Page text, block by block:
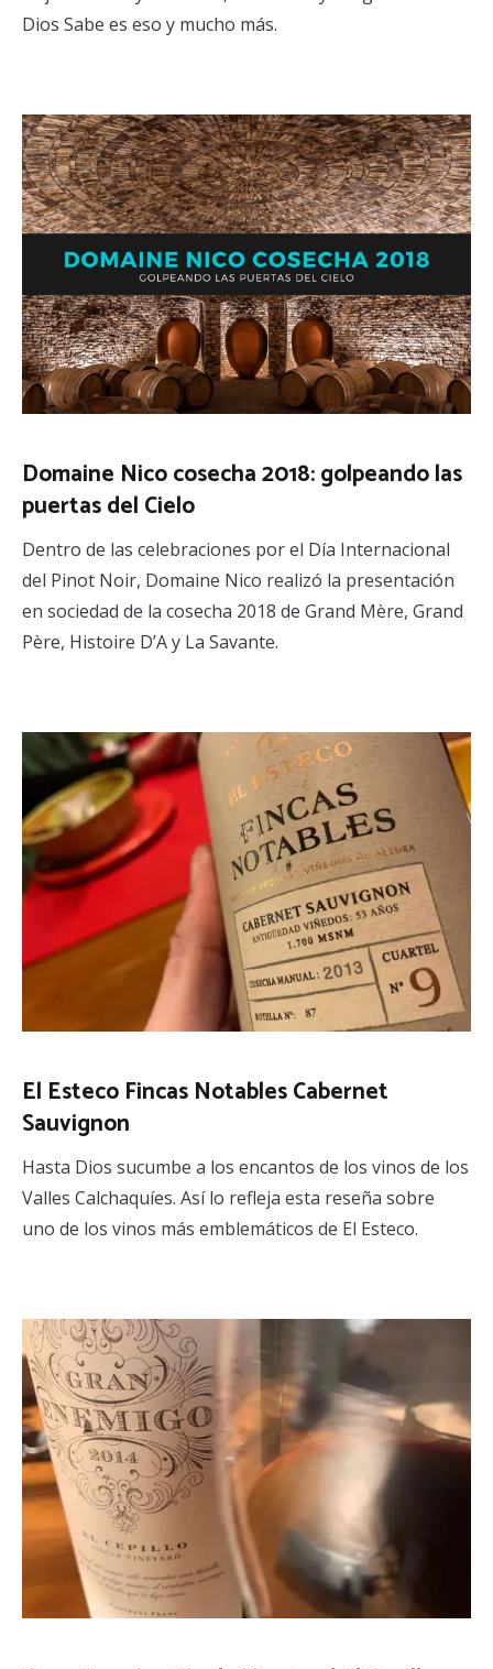
Dios Sabe es eso y mucho más.
Domaine Nico cosecha 2018: golpeando las
puertas del Cielo
Dentro de las celebraciones por el Día Internacional
del Pinot Noir, Domaine Nico realizó la presentación
en sociedad de la cosecha 2018 de Grand Mère, Grand
Père, Histoire D’A y La Savante.
El Esteco Fincas Notables Cabernet
Sauvignon
Hasta Dios sucumbe a los encantos de los vinos de los
Valles Calchaquíes. Así lo refleja esta reseña sobre
uno de los vinos más emblemáticos de El Esteco.